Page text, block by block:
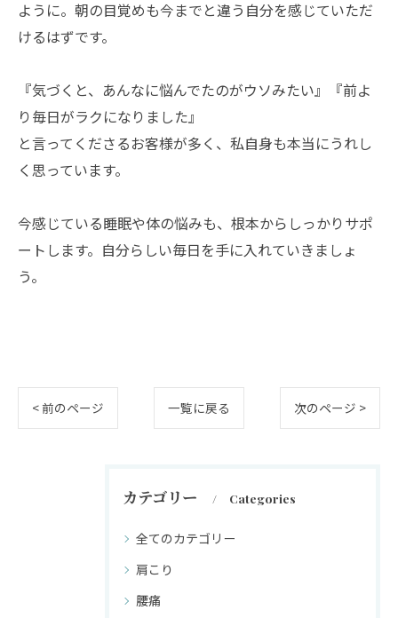
ように。朝の目覚めも今までと違う自分を感じていただ
けるはずです。
『気づくと、あんなに悩んでたのがウソみたい』『前よ
り毎日がラクになりました』
と言ってくださるお客様が多く、私自身も本当にうれし
く思っています。
今感じている睡眠や体の悩みも、根本からしっかりサポ
ートします。自分らしい毎日を手に入れていきましょ
う。
< 前のページ 一覧に戻る 次のページ >
カテゴリー Categories
全てのカテゴリー
肩こり
腰痛